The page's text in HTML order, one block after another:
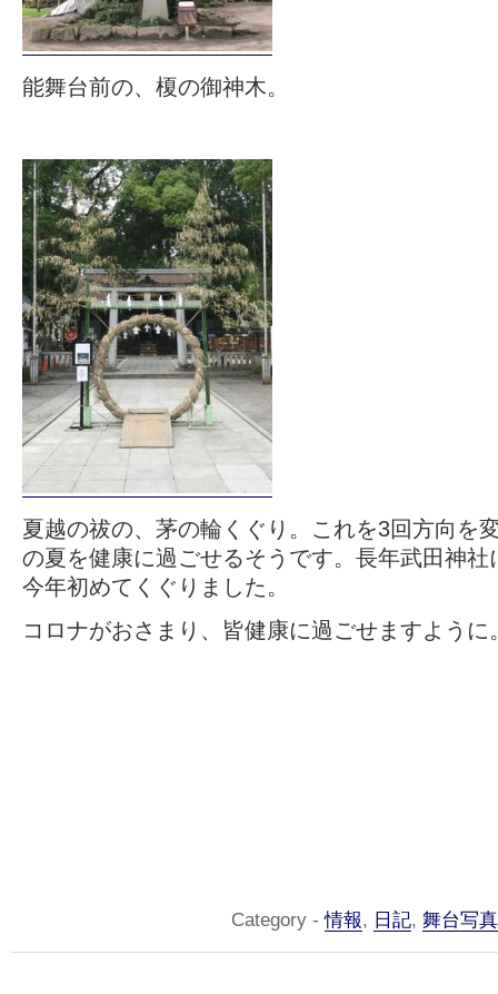
能舞台前の、榎の御神木。
夏越の祓の、茅の輪くぐり。これを3回方向を
の夏を健康に過ごせるそうです。長年武田神社
今年初めてくぐりました。
コロナがおさまり、皆健康に過ごせますように
Category -情報, 日記, 舞台写真